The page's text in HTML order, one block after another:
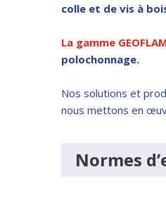
colle et de vis à
La gamme
polochonnage.
Nos solutions et
nous mettons en
Normes